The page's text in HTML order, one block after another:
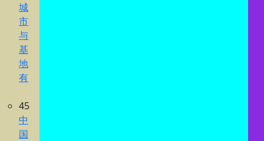
城
市
与
基
地
有
45
中
国